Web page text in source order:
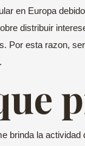
en Europa
distribuir
Por esta razon,
brinda la